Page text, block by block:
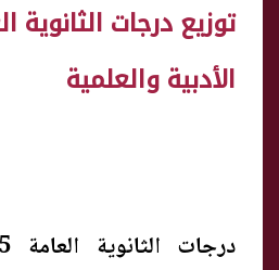
توزيع درجات الثانوية
الأدبية والعلمية